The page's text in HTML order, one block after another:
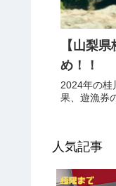
【山梨
め！！
2024年の桂
果、遊漁券
人気記事